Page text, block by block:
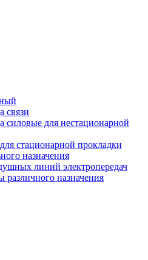
связи
силовые для нестационарной
стационарной прокладки
назначения
линий электропередач
назначения